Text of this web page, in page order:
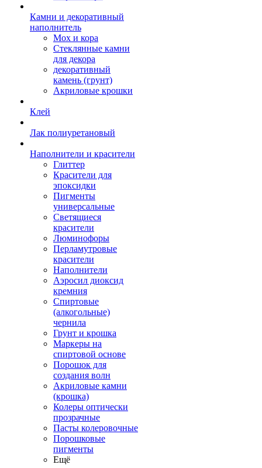
Камни и декоративный
наполнитель
Мох и кора
Стеклянные камни
для декора
декоративный
камень (грунт)
Акриловые крошки
Клей
Лак полиуретановый
Наполнители и красители
Глиттер
Красители для
эпоксидки
Пигменты
универсальные
Светящиеся
красители
Люминофоры
Перламутровые
красители
Наполнители
Аэросил диоксид
кремния
Спиртовые
(алкогольные)
чернила
Грунт и крошка
Маркеры на
спиртовой основе
Порошок для
создания волн
Акриловые камни
(крошка)
Колеры оптически
прозрачные
Пасты колеровочные
Порошковые
пигменты
Ещё